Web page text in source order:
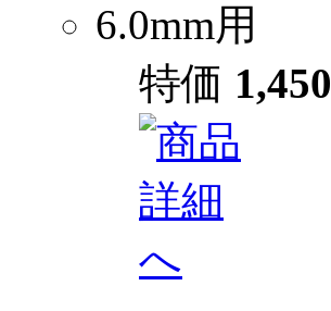
6.0mm用
特価 1,450